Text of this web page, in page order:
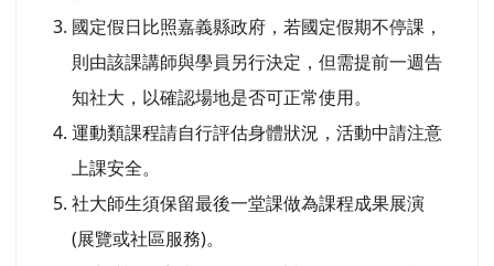
國定假日比照嘉義縣政府，若國定假期不停課，
則由該課講師與學員另行決定，但需提前一週告
知社大，以確認場地是否可正常使用。
運動類課程請自行評估身體狀況，活動中請注意
上課安全。
社大師生須保留最後一堂課做為課程成果展演
(展覽或社區服務)。